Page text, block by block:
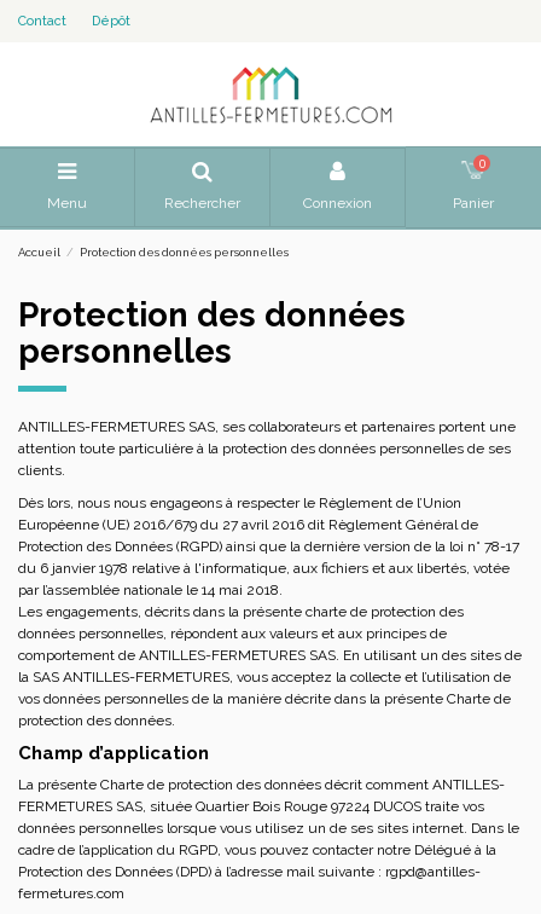
Contact Dépôt
Menu Rechercher Connexion
0
Panier
Accueil Protection des données personnelles
Protection des données
personnelles
ANTILLES-FERMETURES SAS, ses collaborateurs et partenaires portent une
attention toute particulière à la protection des données personnelles de ses
clients.
Dès lors, nous nous engageons à respecter le Règlement de l’Union
Européenne (UE) 2016/679 du 27 avril 2016 dit Règlement Général de
Protection des Données (RGPD) ainsi que la dernière version de la loi n° 78-17
du 6 janvier 1978 relative à l'informatique, aux fichiers et aux libertés, votée
par l’assemblée nationale le 14 mai 2018.
Les engagements, décrits dans la présente charte de protection des
données personnelles, répondent aux valeurs et aux principes de
comportement de ANTILLES-FERMETURES SAS. En utilisant un des sites de
la SAS ANTILLES-FERMETURES, vous acceptez la collecte et l’utilisation de
vos données personnelles de la manière décrite dans la présente Charte de
protection des données.
Champ d’application
La présente Charte de protection des données décrit comment ANTILLES-
FERMETURES SAS, située Quartier Bois Rouge 97224 DUCOS traite vos
données personnelles lorsque vous utilisez un de ses sites internet. Dans le
cadre de l’application du RGPD, vous pouvez contacter notre Délégué à la
Protection des Données (DPD) à l’adresse mail suivante : rgpd@antilles-
fermetures.com